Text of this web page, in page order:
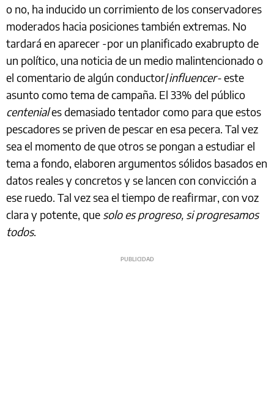
o no, ha inducido un corrimiento de los conservadores
moderados hacia posiciones también extremas. No
tardará en aparecer -por un planificado exabrupto de
un político, una noticia de un medio malintencionado o
el comentario de algún conductor/influencer-este
asunto como tema de campaña. El 33% del público
centeniales demasiado tentador como para que estos
pescadores se priven de pescar en esa pecera. Tal vez
sea el momento de que otros se pongan a estudiar el
tema a fondo, elaboren argumentos sólidos basados en
datos reales y concretos y se lancen con convicción a
ese ruedo. Tal vez sea el tiempo de reafirmar, con voz
clara y potente, que solo es progreso, si progresamos
todos.